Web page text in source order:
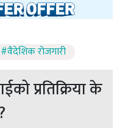
#वैदेशिक रोजगारी
प्रतिक्रिया के